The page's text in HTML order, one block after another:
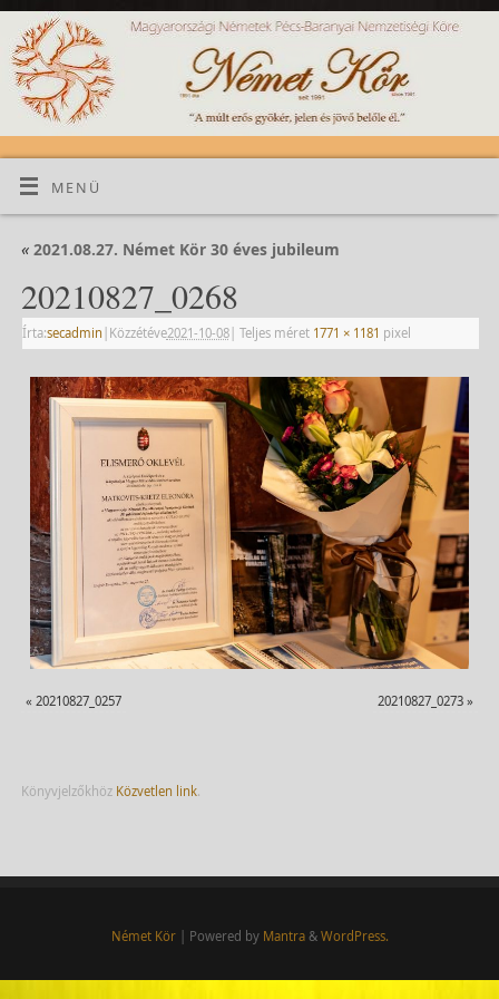
MENÜ
«2021.08.27. Német Kör 30 éves jubileum
20210827_0268
Írta:secadmin | Közzétéve2021-10-08| Teljes méret 1771 × 1181 pixel
« 20210827_0257 20210827_0273 »
Könyvjelzőkhöz Közvetlen link.
Német Kör| Powered by Mantra& WordPress.